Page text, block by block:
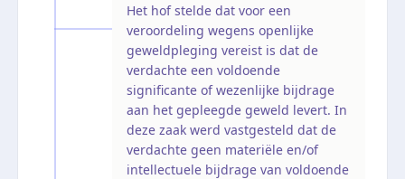
Het hof stelde dat voor een
veroordeling wegens openlijke
geweldpleging vereist is dat de
verdachte een voldoende
significante of wezenlijke bijdrage
aan het gepleegde geweld levert. In
deze zaak werd vastgesteld dat de
verdachte geen materiële en/of
intellectuele bijdrage van voldoende